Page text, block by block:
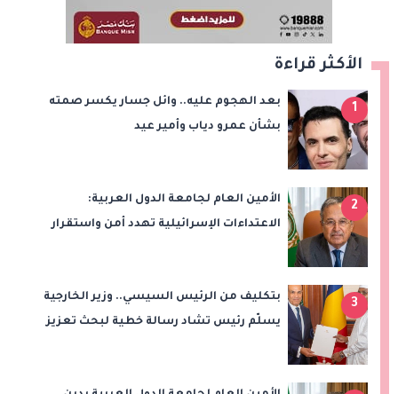
الأكثر قراءة
1
بعد الهجوم عليه.. وائل جسار يكسر صمته
بشأن عمرو دياب وأمير عيد
2
الأمين العام لجامعة الدول العربية:
الاعتداءات الإسرائيلية تهدد أمن واستقرار
3
بتكليف من الرئيس السيسي.. وزير الخارجية
يسلّم رئيس تشاد رسالة خطية لبحث تعزيز